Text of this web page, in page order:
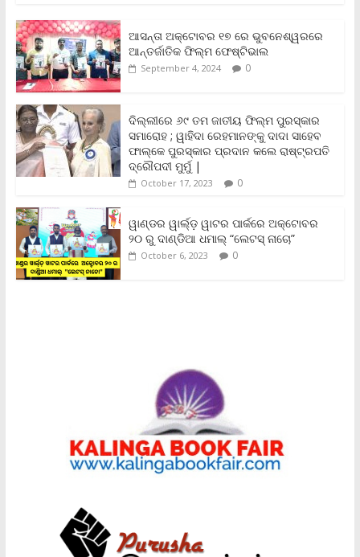
e
b
o
o
k
t
t
e
r
i
l
t
s
A
p
p
L
i
n
k
t
F
r
i
d
l
y
e
ଆସନ୍ତା ଅକ୍ଟୋବର ୧୭ ରେ ଭୁବନେଶ୍ୱରରେ
ଆନ୍ତର୍ଜାତିକ ଫିଲ୍ମ ଫେଷ୍ଟିଭାଲ
September 4, 2024 0
ଦିଲ୍ଲୀରେ ୬୯ ତମ ଜାତୀୟ ଫିଲ୍ମ ପୁରସ୍କାର
ସମାରୋହ ; ୱାହିଦା ରେହମାନଙ୍କୁ ଦାଦା ସାହେବ
ଫାଲ୍‌କେ ପୁରସ୍କାର ପ୍ରଦାନ କଲେ ରାଷ୍ଟ୍ରପତି
ଦ୍ରୌପଦୀ ମୁର୍ମୁ |
October 17, 2023 0
ୱାଣ୍ଡର ୱାର୍ଲ୍‌ଡ଼ ୱାଟର ପାର୍କରେ ଅକ୍ଟୋବର
୨୦ ରୁ ଦାଣ୍ଡିଆ ଧମାଲ୍ “ଲେଟସ୍ ନାଚୋ”
October 6, 2023 0